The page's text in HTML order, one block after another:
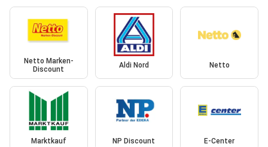
Netto Marken-
Discount
Aldi Nord Netto
Marktkauf NP Discount E-Center